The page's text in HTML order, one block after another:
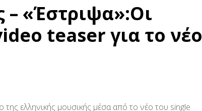
– «Έστριψα»:Οι
teaser για το νέο
ελληνικής μουσικής μέσα από το νέο του single